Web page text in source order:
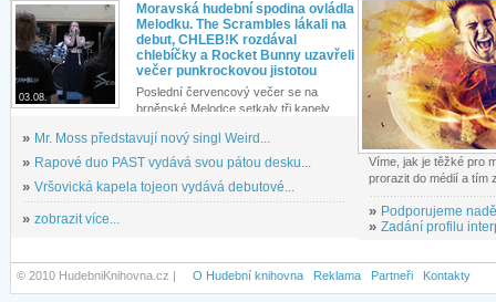
03.08.
Moravská hudební spodina ovládla
Melodku. The Scrambles lákali na
debut, CHLEB!K rozdával
chlebíčky a Rocket Bunny uzavřeli
večer punkrockovou jistotou
Poslední červencový večer se na
brněnské Melodce setkaly tři kapely...
» Mr. Moss představují nový singl Weird...
» Rapové duo PAST vydává svou pátou desku...
» Vršovická kapela tojeon vydává debutové...
» zobrazit více...
Víme, jak je těžké pro
prorazit do médií a tím
» Podporujeme
» Zadání profilu
© 2010 HudebniKnihovna.cz | O Hudební knihovna Reklama Partneři Kontakty